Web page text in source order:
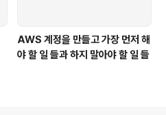
AWS 계정을 만들고 가장 먼저 해
야 할 일 들과 하지 말아야 할 일 들